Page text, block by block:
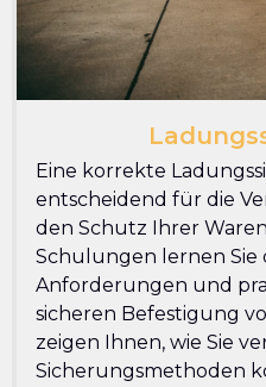
Eine korrekte
entscheidend für die
den Schutz Ihrer
Schulungen lernen Sie
Anforderungen und
sicheren Befestigung
zeigen Ihnen, wie Sie
Sicherungsmethoden